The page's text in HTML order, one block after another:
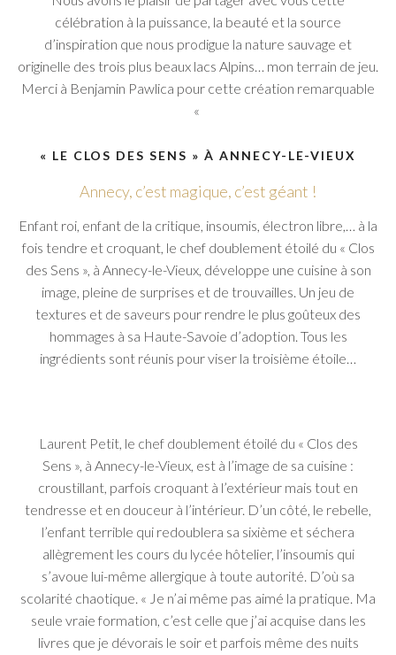
célébration à la puissance, la beauté et la source
d’inspiration que nous prodigue la nature sauvage et
originelle des trois plus beaux lacs Alpins… mon terrain de jeu.
Merci à Benjamin Pawlica pour cette création remarquable
«
« LE CLOS DES SENS » À ANNECY-LE-VIEUX
Annecy, c’est magique, c’est géant !
Enfant roi, enfant de la critique, insoumis, électron libre,… à la
fois tendre et croquant, le chef doublement étoilé du « Clos
des Sens », à Annecy-le-Vieux, développe une cuisine à son
image, pleine de surprises et de trouvailles. Un jeu de
textures et de saveurs pour rendre le plus goûteux des
hommages à sa Haute-Savoie d’adoption. Tous les
ingrédients sont réunis pour viser la troisième étoile…
Laurent Petit, le chef doublement étoilé du « Clos des
Sens », à Annecy-le-Vieux, est à l’image de sa cuisine :
croustillant, parfois croquant à l’extérieur mais tout en
tendresse et en douceur à l’intérieur. D’un côté, le rebelle,
l’enfant terrible qui redoublera sa sixième et séchera
allègrement les cours du lycée hôtelier, l’insoumis qui
s’avoue lui-même allergique à toute autorité. D’où sa
scolarité chaotique. « Je n’ai même pas aimé la pratique. Ma
seule vraie formation, c’est celle que j’ai acquise dans les
livres que je dévorais le soir et parfois même des nuits